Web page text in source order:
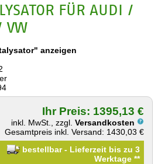
FÜR AUDI /
VW
anzeigen
Ihr Preis: 1395,13 €
inkl. MwSt., zzgl.Versandkosten
Gesamtpreis inkl. Versand: 1430,03 €
bestellbar - Lieferzeit bis zu 3
Werktage**